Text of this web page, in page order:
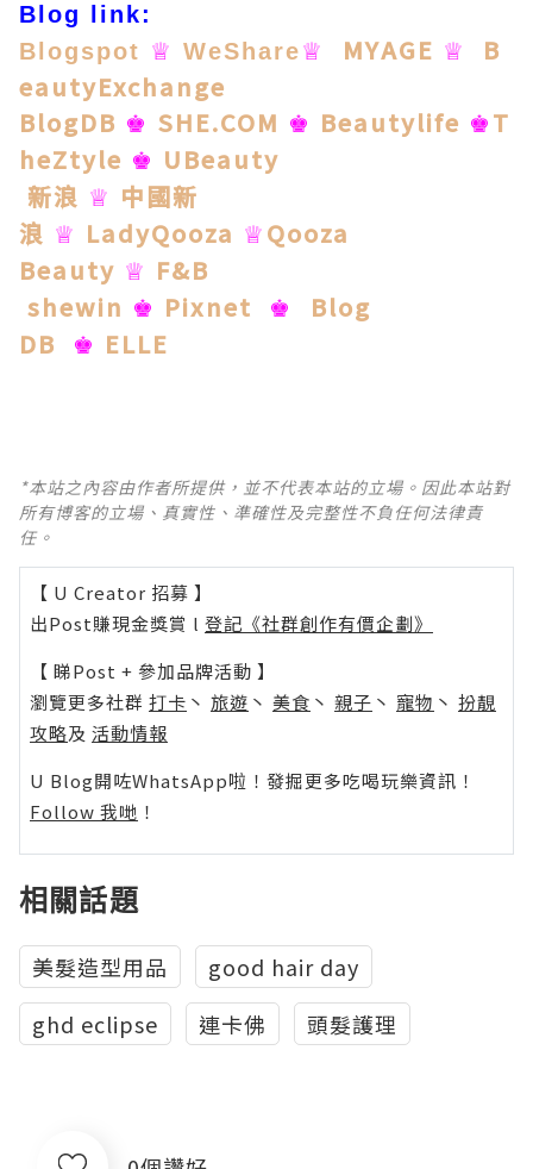
Blog link:
Blogspot ♕ WeShare♕ MYAGE ♕
B
eautyExchange
BlogDB ♚ SHE.COM ♚ Beautylife ♚ T
heZtyle ♚ UBeauty
新浪 ♕ 中國新
浪 ♕ LadyQooza ♕ Qooza
Beauty ♕ F&B
shewin ♚ Pixnet ♚
Blog
DB
♚ ELLE
*本站之內容由作者所提供，並不代表本站的立場。因此本站對
所有博客的立場、真實性、準確性及完整性不負任何法律責
任。
【 U Creator 招募 】
出Post賺現金獎賞 l 登記《社群創作有價企劃》
【 睇Post + 參加品牌活動 】
瀏覽更多社群 打卡 丶 旅遊 丶 美食 丶 親子 丶 寵物 丶 扮靚
攻略及 活動情報
U Blog開咗WhatsApp啦！發掘更多吃喝玩樂資訊！
Follow 我哋 ！
相關話題
美髮造型用品
good hair day
ghd eclipse
連卡佛 頭髮護理